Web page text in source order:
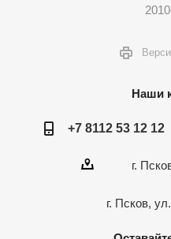
Наши
+7 8112 53 12 12
г.
г. Псков,